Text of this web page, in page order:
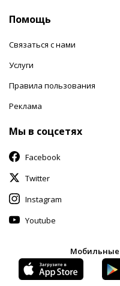
Помощь
Связаться с нами
Услуги
Правила пользования
Реклама
Мы в соцсетях
Facebook
Twitter
Instagram
Youtube
Мобильные